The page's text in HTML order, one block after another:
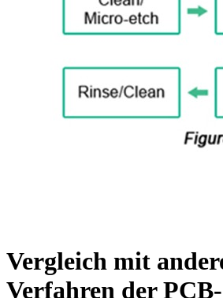
Vergleich mit
Verfahren der PCB-